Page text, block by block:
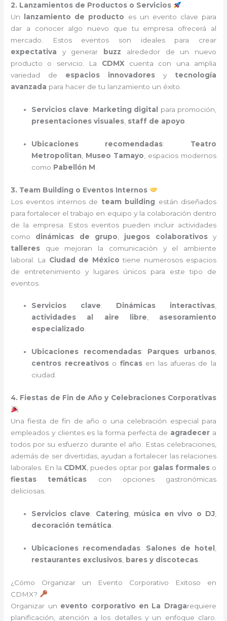
2. Lanzamientos de Productos o Servicios
Un
lanzamiento de producto es un evento clave para
dar a conocer algo nuevo que tu empresa ofrecerá al
mercado. Estos eventos son ideales para crear
expectativa y generar buzz alrededor de un nuevo
producto o servicio. La CDMX cuenta con una amplia
variedad de espacios innovadores y tecnología
avanzada para hacer de tu lanzamiento un éxito.
Servicios clave: Marketing digital
para promoción,
presentaciones visuales staff de apoyo
Ubicaciones recomendadas: Teatro
Metropolitan
Museo Tamayo , espacios modernos
como Pabellón M
3. Team Building o Eventos Internos
Los eventos internos de team building están diseñados
para fortalecer el trabajo en equipo y la colaboración dentro
de la empresa. Estos eventos pueden incluir actividades
como dinámicas de grupo juegos colaborativosy
talleres que mejoran la comunicación y el ambiente
laboral. La Ciudad de México tiene numerosos espacios
de entretenimiento y lugares únicos para este tipo de
eventos.
Servicios clave: Dinámicas interactivas,
actividades al aire libre, asesoramiento
especializado.
Ubicaciones recomendadas: Parques urbanos,
centros recreativoso fincasen las afueras de la
ciudad.
4. Fiestas de Fin de Año y Celebraciones Corporativas
Una fiesta de fin de año o una celebración especial para
empleados y clientes es la forma perfecta de agradecer a
todos por su esfuerzo durante el año. Estas celebraciones,
además de ser divertidas, ayudan a fortalecer las relaciones
laborales. En la CDMX , puedes optar por galas formaleso
fiestas temáticas con opciones gastronómicas
deliciosas.
Servicios clave: Catering música en vivo o DJ
decoración temática
Ubicaciones recomendadas: Salones de hotel
restaurantes exclusivos
bares y discotecas
¿Cómo Organizar un Evento Corporativo Exitoso en
CDMX?
Organizar un evento corporativo en La Dragarequiere
planificación, atención a los detalles y un enfoque claro.